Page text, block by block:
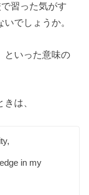
習った気がす
でしょうか。
といった意味の
は、
in my